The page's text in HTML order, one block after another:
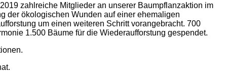
zahlreiche Mitglieder an unserer Baumpflanzaktion im
der ökologischen Wunden auf einer ehemaligen
um einen weiteren Schritt vorangebracht. 700
1.500 Bäume für die Wiederaufforstung gespendet.